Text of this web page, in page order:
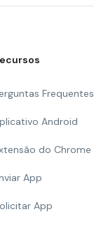
Frequentes
Android
do Chrome
App
App